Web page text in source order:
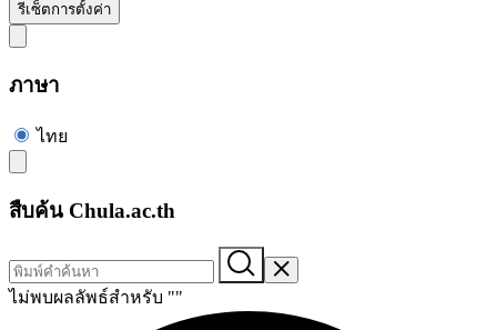
รีเซ็ตการตั้งค่า
ภาษา
ไทย
สืบค้น Chula.ac.th
ไม่พบผลลัพธ์สำหรับ ""